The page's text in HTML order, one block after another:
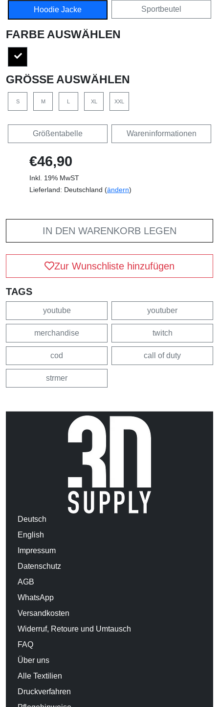
Hoodie Jacke Sportbeutel
FARBE AUSWÄHLEN
GRÖSSE AUSWÄHLEN
S M XL XXL
Größentabelle Wareninformationen
€46,90
Inkl. 19% MwST
Lieferland: Deutschland (ändern)
IN DEN WARENKORB LEGEN
Zur Wunschliste hinzufügen
TAGS
youtube youtuber
merchandise twitch
cod call of duty
strmer
Deutsch
English
Impressum
Datenschutz
AGB
WhatsApp
Versandkosten
Widerruf, Retoure und Umtausch
FAQ
Über uns
Alle Textilien
Druckverfahren